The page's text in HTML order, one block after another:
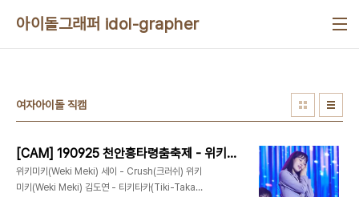
아이돌그래퍼 idol-grapher
여자아이돌 직캠
[CAM] 190925 천안흥타령춤축제 - 위키미키 by 다카코마츠
위키미키(Weki Meki) 세이 - Crush(크러쉬) 위키
미키(Weki Meki) 김도연 - 티키타카(Tiki-Taka)